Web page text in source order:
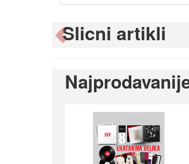
Slicni artikli
Previous